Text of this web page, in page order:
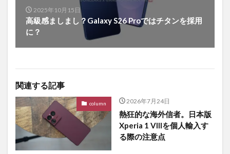
2025年10月15日
高級感ましまし？Galaxy S26 Proではチタンを採用
に？
関連する記事
column 2026年7月24日
熱狂的な海外信者。日本版
Xperia 1 VIIIを個人輸入す
る際の注意点